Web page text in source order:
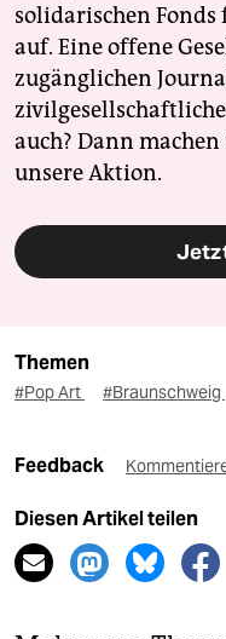
solidarischen
auf. Eine offene
zugänglichen
auch? Dann
unsere Aktion.
Themen
#Pop Art #Braunschweig
Feedback
Diesen Artikel teilen